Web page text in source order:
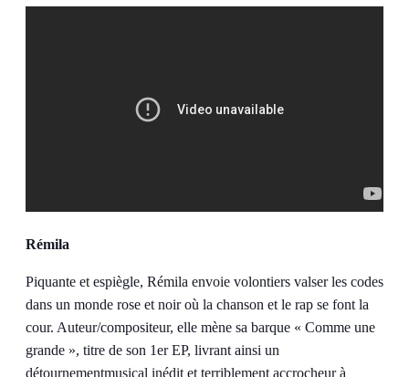
Rémila
Piquante et espiègle, Rémila envoie volontiers valser les codes
dans un monde rose et noir où la chanson et le rap se font la
cour. Auteur/compositeur, elle mène sa barque « Comme une
grande », titre de son 1er EP, livrant ainsi un
détournementmusical inédit et terriblement accrocheur à